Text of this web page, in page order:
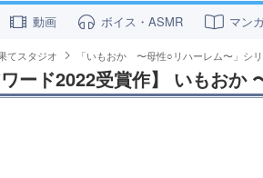
動画 ボイス・ASMR マン
てスタジオ 「いもおか 〜母性○リハーレム〜」シ
ワード2022受賞作】 いもおか